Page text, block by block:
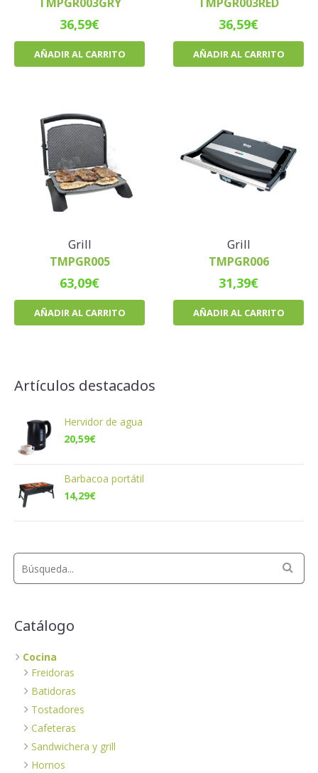
36,59€
AÑADIR AL CARRITO
36,59€
AÑADIR AL CARRITO
Grill
TMPGR005
63,09€
AÑADIR AL CARRITO
Grill
TMPGR006
31,39€
AÑADIR AL CARRITO
Artículos destacados
Hervidor de agua
20,59€
Barbacoa portátil
14,29€
Catálogo
Cocina
Freidoras
Batidoras
Tostadores
Cafeteras
Sandwichera y grill
Hornos